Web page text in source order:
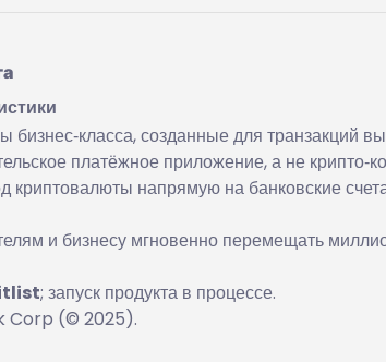
бизнес‑класса, созданные для транзакций
платёжное приложение, а не
криптовалюты напрямую на банковские
и бизнесу мгновенно перемещать
; запуск продукта в процессе.
Corp (© 2025).